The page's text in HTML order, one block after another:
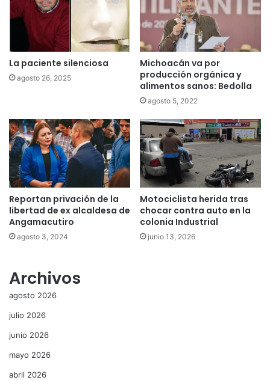
La paciente silenciosa
agosto 26, 2025
Michoacán va por
producción orgánica y
alimentos sanos: Bedolla
agosto 5, 2022
Reportan privación de la
libertad de ex alcaldesa de
Angamacutiro
agosto 3, 2024
Motociclista herida tras
chocar contra auto en la
colonia Industrial
junio 13, 2026
Archivos
agosto 2026
julio 2026
junio 2026
mayo 2026
abril 2026